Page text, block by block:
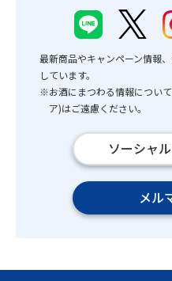
最新商品やキャンペーン情報
しています。
※お酒にまつわる情報につい
ア)はご遠慮ください。
ソーシャ
メル